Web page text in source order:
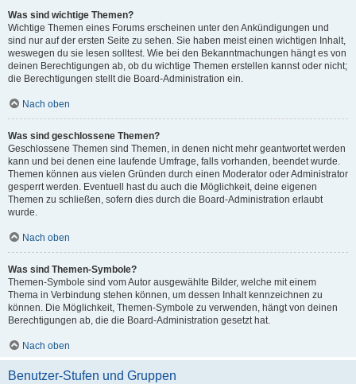
Was sind wichtige Themen?
Wichtige Themen eines Forums erscheinen unter den Ankündigungen und
sind nur auf der ersten Seite zu sehen. Sie haben meist einen wichtigen Inhalt,
weswegen du sie lesen solltest. Wie bei den Bekanntmachungen hängt es von
deinen Berechtigungen ab, ob du wichtige Themen erstellen kannst oder nicht;
die Berechtigungen stellt die Board-Administration ein.
Nach oben
Was sind geschlossene Themen?
Geschlossene Themen sind Themen, in denen nicht mehr geantwortet werden
kann und bei denen eine laufende Umfrage, falls vorhanden, beendet wurde.
Themen können aus vielen Gründen durch einen Moderator oder Administrator
gesperrt werden. Eventuell hast du auch die Möglichkeit, deine eigenen
Themen zu schließen, sofern dies durch die Board-Administration erlaubt
wurde.
Nach oben
Was sind Themen-Symbole?
Themen-Symbole sind vom Autor ausgewählte Bilder, welche mit einem
Thema in Verbindung stehen können, um dessen Inhalt kennzeichnen zu
können. Die Möglichkeit, Themen-Symbole zu verwenden, hängt von deinen
Berechtigungen ab, die die Board-Administration gesetzt hat.
Nach oben
Benutzer-Stufen und Gruppen